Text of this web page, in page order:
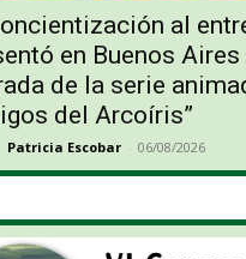
al
en Buenos
de la serie
del Arcoíris”
Patricia Escobar - 06/08/2026